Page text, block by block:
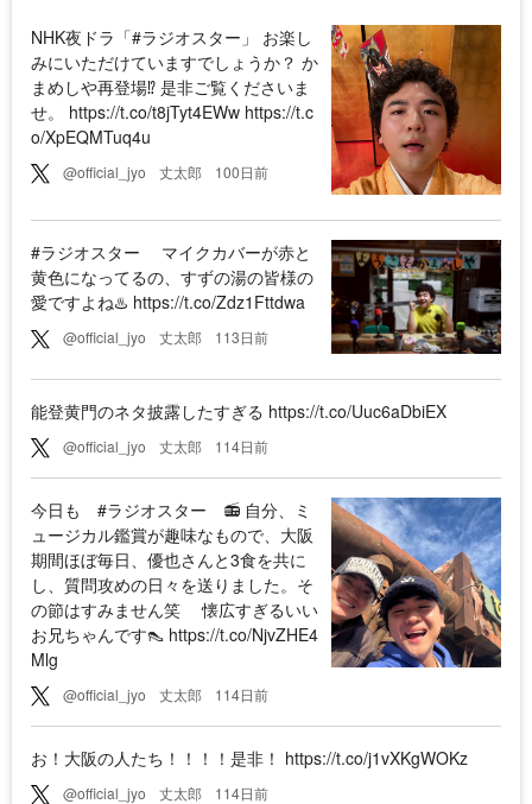
NHK夜ドラ「#ラジオスター」 お楽し
みにいただけていますでしょうか？ か
まめしや再登場⁉︎ 是非ご覧くださいま
せ。 https://t.co/t8jTyt4EWw https://t.c
o/XpEQMTuq4u
@official_jyo 丈太郎 100日前
#ラジオスター マイクカバーが赤と
黄色になってるの、すずの湯の皆様の
愛ですよね♨️ https://t.co/Zdz1Fttdwa
@official_jyo 丈太郎 113日前
能登黄門のネタ披露したすぎる https://t.co/Uuc6aDbiEX
@official_jyo 丈太郎 114日前
今日も #ラジオスター 📻 自分、ミ
ュージカル鑑賞が趣味なもので、大阪
期間ほぼ毎日、優也さんと3食を共に
し、質問攻めの日々を送りました。そ
の節はすみません笑 懐広すぎるいい
お兄ちゃんです👠 https://t.co/NjvZHE4
Mlg
@official_jyo 丈太郎 114日前
お！大阪の人たち！！！！是非！ https://t.co/j1vXKgWOKz
@official_jyo 丈太郎 114日前